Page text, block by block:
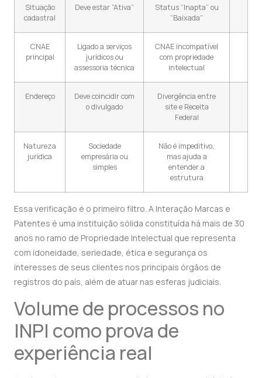
Situação
cadastral
Deve estar “Ativa”
Status “Inapta” ou
“Baixada”
CNAE
principal
Ligado a serviços
jurídicos ou
assessoria técnica
CNAE incompatível
com propriedade
intelectual
Endereço
Deve coincidir com
o divulgado
Divergência entre
site e Receita
Federal
Natureza
jurídica
Sociedade
empresária ou
simples
Não é impeditivo,
mas ajuda a
entender a
estrutura
Essa verificação é o primeiro filtro. A Interação Marcas e
Patentes é uma instituição sólida constituída há mais de 30
anos no ramo de Propriedade Intelectual que representa
com idoneidade, seriedade, ética e segurança os
interesses de seus clientes nos principais órgãos de
registros do país, além de atuar nas esferas judiciais.
Volume de processos no
INPI como prova de
experiência real